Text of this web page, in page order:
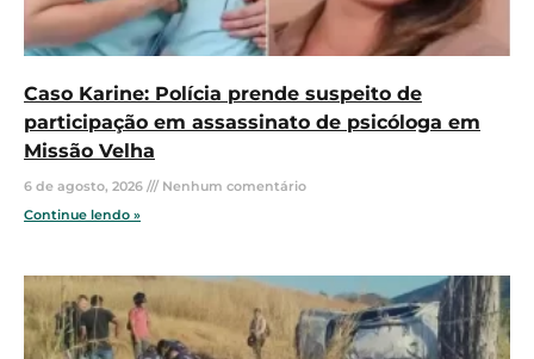
Caso Karine: Polícia prende suspeito de
participação em assassinato de psicóloga em
Missão Velha
6 de agosto, 2026
Nenhum comentário
Continue lendo »